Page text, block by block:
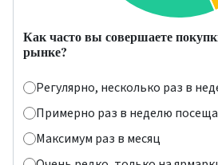
Как часто вы совершаете
рынке?
Регулярно, несколько раз в
Примерно раз в неделю
Максимум раз в месяц